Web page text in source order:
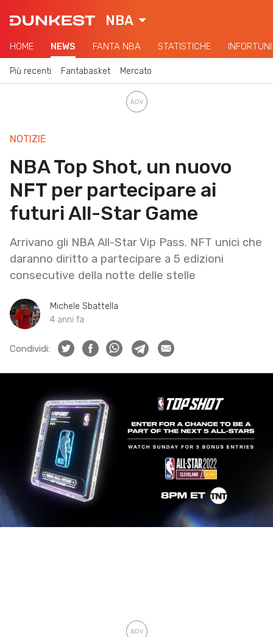
NBA
HOME NEWS FANTA NBA STATISTICHE INFORTUNI
Più recenti Fantabasket Mercato
NOTIZIE
NBA Top Shot, un nuovo
NFT per partecipare ai
futuri All-Star Game
Arrivano gli NBA All-Star Vip Pass. NFT unici che
daranno diritto a partecipare a 5 edizioni
consecutive della notte delle stelle
Michele Sbattella
4 anni fa
Condividi: